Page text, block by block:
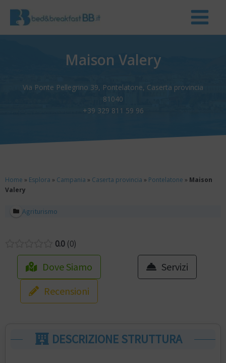
Maison Valery
Via Ponte Pellegrino 39, Pontelatone, Caserta provincia
81040
+39 329 811 59 96
Home » Esplora » Campania » Caserta provincia » Pontelatone » Maison
Valery
Agriturismo
0.0 0
Dove Siamo
Servizi
Recensioni
DESCRIZIONE STRUTTURA